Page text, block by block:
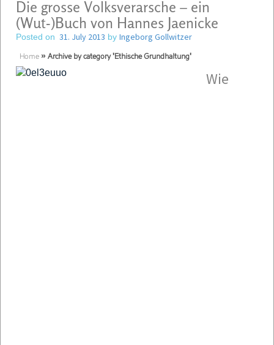
Die grosse Volksverarsche – ein
(Wut-)Buch von Hannes Jaenicke
Posted on 31. July 2013 by Ingeborg Gollwitzer
Home » Archive by category 'Ethische Grundhaltung'
Wie